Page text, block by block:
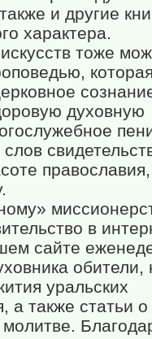
и другие
характера.
тоже
духовную
в
сайте
обители,
уральских
а также статьи